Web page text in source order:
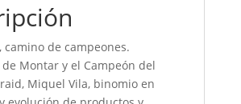
camino de campeones.
Montar y el Campeón del
Miquel Vila, binomio en